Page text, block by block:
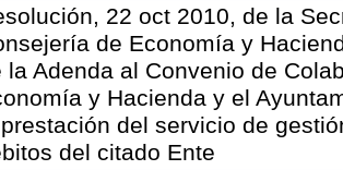
22 oct 2010, de la
de Economía y
la Adenda al Convenio de
y Hacienda y el
del servicio de
del citado Ente